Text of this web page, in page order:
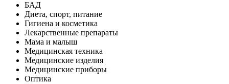
БАД
Диета, спорт, питание
Гигиена и косметика
Лекарственные препараты
Мама и малыш
Медицинская техника
Медицинские изделия
Медицинские приборы
Оптика